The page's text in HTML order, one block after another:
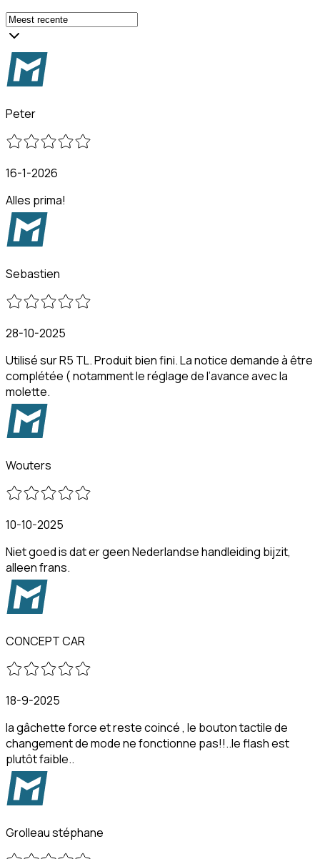
Peter
16-1-2026
Alles prima!
Sebastien
28-10-2025
Utilisé sur R5 TL. Produit bien fini. La notice demande à être
complétée ( notamment le réglage de l’avance avec la
molette.
Wouters
10-10-2025
Niet goed is dat er geen Nederlandse handleiding bijzit,
alleen frans.
CONCEPT CAR
18-9-2025
la gâchette force et reste coincé , le bouton tactile de
changement de mode ne fonctionne pas!!..le flash est
plutôt faible..
Grolleau stéphane